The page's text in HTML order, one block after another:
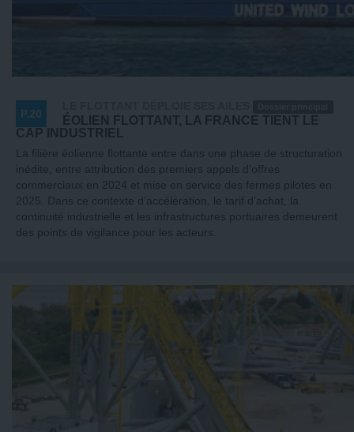
P.20
ÉOLIEN FLOTTANT, LA FRANCE TIENT LE
CAP INDUSTRIEL
La filière éolienne flottante entre dans une phase de structuration
inédite, entre attribution des premiers appels d’offres
commerciaux en 2024 et mise en service des fermes pilotes en
2025. Dans ce contexte d’accélération, le tarif d’achat, la
continuité industrielle et les infrastructures portuaires demeurent
des points de vigilance pour les acteurs.